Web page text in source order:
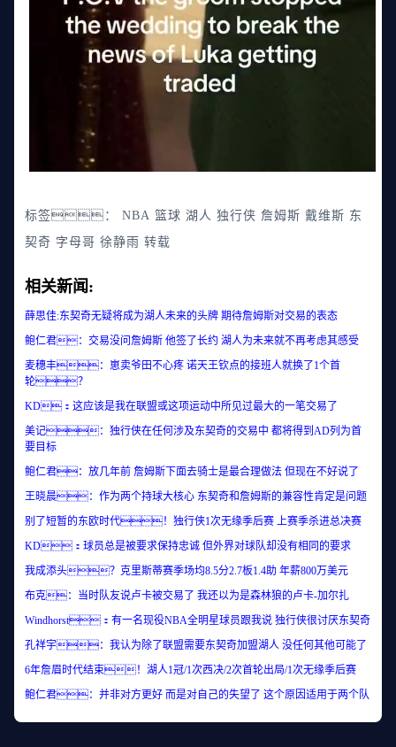
标签： NBA 篮球 湖人 独行侠 詹姆斯 戴维斯 东
契奇 字母哥 徐静雨 转载
相关新闻:
薛思佳:东契奇无疑将成为湖人未来的头牌 期待詹姆斯对交易的表态
鲍仁君：交易没问詹姆斯 他签了长约 湖人为未来就不再考虑其感受
麦穗丰：崽卖爷田不心疼 诺天王钦点的接班人就换了1个首
轮？
KD：这应该是我在联盟或这项运动中所见过最大的一笔交易了
美记：独行侠在任何涉及东契奇的交易中 都将得到AD列为首
要目标
鲍仁君：放几年前 詹姆斯下面去骑士是最合理做法 但现在不好说了
王晓晨：作为两个持球大核心 东契奇和詹姆斯的兼容性肯定是问题
别了短暂的东欧时代！独行侠1次无缘季后赛 上赛季杀进总决赛
KD：球员总是被要求保持忠诚 但外界对球队却没有相同的要求
我成添头？克里斯蒂赛季场均8.5分2.7板1.4助 年薪800万美元
布克：当时队友说卢卡被交易了 我还以为是森林狼的卢卡-加尔扎
Windhorst：有一名现役NBA全明星球员跟我说 独行侠很讨厌东契奇
孔祥宇：我认为除了联盟需要东契奇加盟湖人 没任何其他可能了
6年詹眉时代结束！湖人1冠/1次西决/2次首轮出局/1次无缘季后赛
鲍仁君：并非对方更好 而是对自己的失望了 这个原因适用于两个队